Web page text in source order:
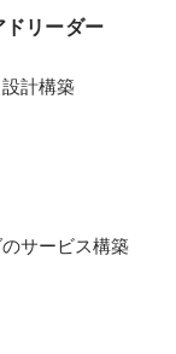
リーダー
計構築
サービス構築